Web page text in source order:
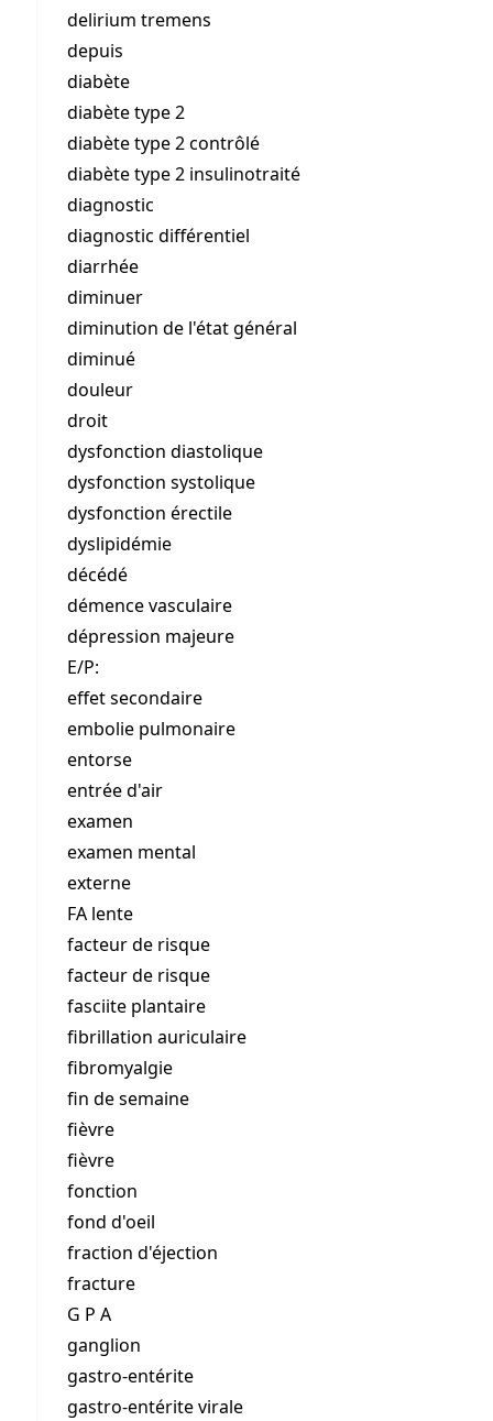
delirium tremens
depuis
diabète
diabète type 2
diabète type 2 contrôlé
diabète type 2 insulinotraité
diagnostic
diagnostic différentiel
diarrhée
diminuer
diminution de l'état général
diminué
douleur
droit
dysfonction diastolique
dysfonction systolique
dysfonction érectile
dyslipidémie
décédé
démence vasculaire
dépression majeure
E/P:
effet secondaire
embolie pulmonaire
entorse
entrée d'air
examen
examen mental
externe
FA lente
facteur de risque
facteur de risque
fasciite plantaire
fibrillation auriculaire
fibromyalgie
fin de semaine
fièvre
fièvre
fonction
fond d'oeil
fraction d'éjection
fracture
G P A
ganglion
gastro-entérite
gastro-entérite virale